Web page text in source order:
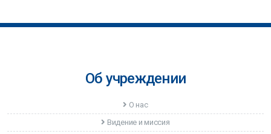
Об учреждении
О нас
Видение и миссия